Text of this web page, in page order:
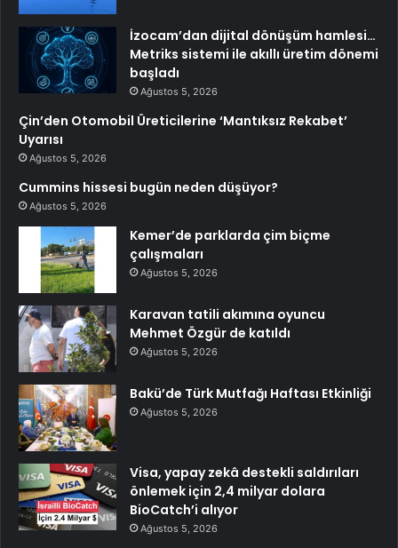
İzocam’dan dijital dönüşüm hamlesi…
Metriks sistemi ile akıllı üretim dönemi
başladı
Ağustos 5, 2026
Çin’den Otomobil Üreticilerine ‘Mantıksız Rekabet’
Uyarısı
Ağustos 5, 2026
Cummins hissesi bugün neden düşüyor?
Ağustos 5, 2026
Kemer’de parklarda çim biçme
çalışmaları
Ağustos 5, 2026
Karavan tatili akımına oyuncu
Mehmet Özgür de katıldı
Ağustos 5, 2026
Bakü’de Türk Mutfağı Haftası Etkinliği
Ağustos 5, 2026
Visa, yapay zekâ destekli saldırıları
önlemek için 2,4 milyar dolara
BioCatch’i alıyor
Ağustos 5, 2026